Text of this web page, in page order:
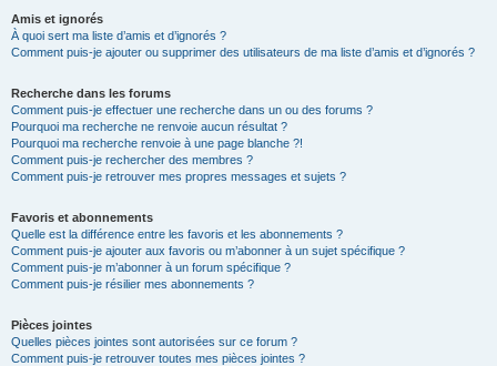
Amis et ignorés
À quoi sert ma liste d’amis et d’ignorés ?
Comment puis-je ajouter ou supprimer des utilisateurs de ma liste d’amis et d’ignorés ?
Recherche dans les forums
Comment puis-je effectuer une recherche dans un ou des forums ?
Pourquoi ma recherche ne renvoie aucun résultat ?
Pourquoi ma recherche renvoie à une page blanche ?!
Comment puis-je rechercher des membres ?
Comment puis-je retrouver mes propres messages et sujets ?
Favoris et abonnements
Quelle est la différence entre les favoris et les abonnements ?
Comment puis-je ajouter aux favoris ou m’abonner à un sujet spécifique ?
Comment puis-je m’abonner à un forum spécifique ?
Comment puis-je résilier mes abonnements ?
Pièces jointes
Quelles pièces jointes sont autorisées sur ce forum ?
Comment puis-je retrouver toutes mes pièces jointes ?